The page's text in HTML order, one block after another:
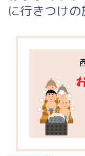
に行きつけ